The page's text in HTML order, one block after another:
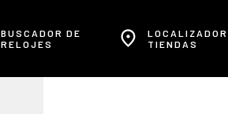
BUSCADOR DE
RELOJES
LOCALIZADOR
TIENDAS